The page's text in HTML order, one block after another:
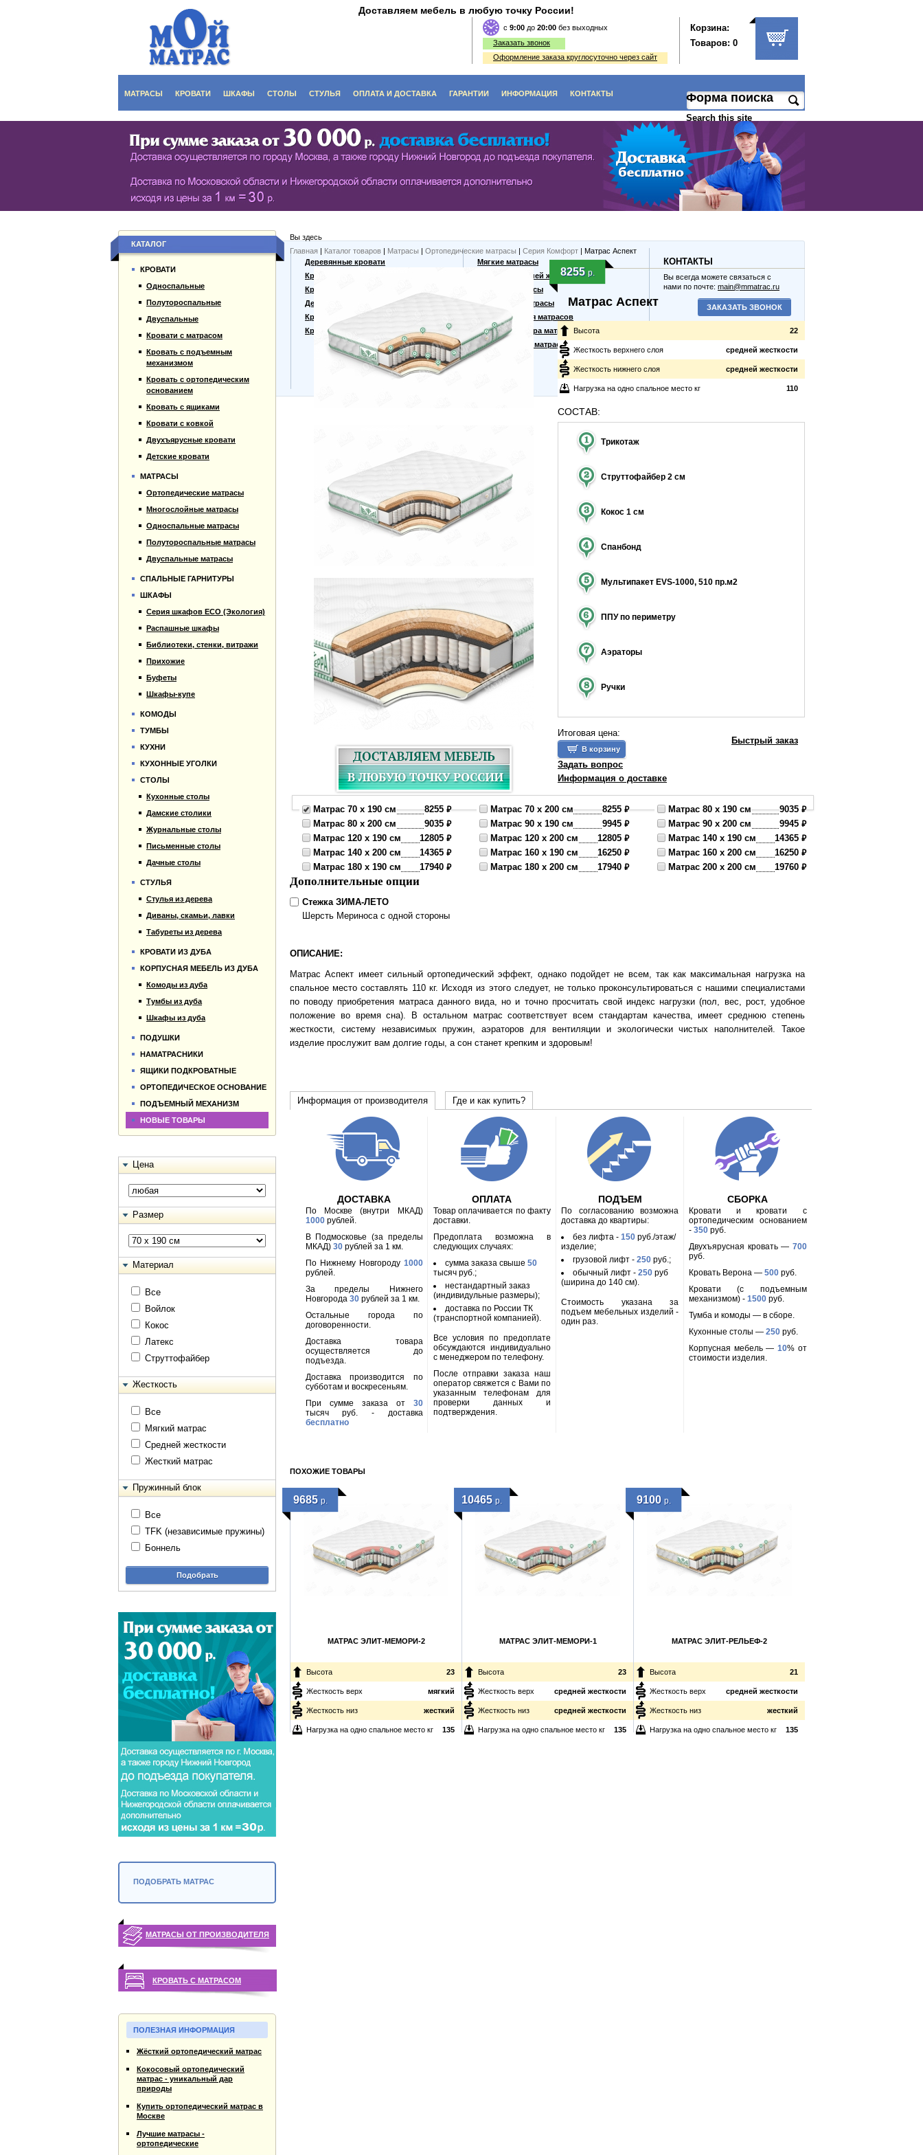
Доставляем мебель в любую точку России!
Заказать звонок
c 9:00 до 20:00 без выходных
Оформление заказа круглосуточно через сайт
Корзина:
Товаров: 0
Форма поиска
Search this site
МАТРАСЫ КРОВАТИ ШКАФЫ
СЕРИЯ ШКАФОВ ECO (ЭКОЛОГИЯ)
РАСПАШНЫЕ ШКАФЫ
БИБЛИОТЕКИ, СТЕНКИ, ВИТРАЖИ
БУФЕТЫ
СТОЛЫ
КУХОННЫЕ СТОЛЫ
ДАМСКИЕ СТОЛИКИ
ЖУРНАЛЬНЫЕ СТОЛЫ
ДАЧНЫЕ СТОЛЫ
СТУЛЬЯ
СТУЛЬЯ ИЗ ДЕРЕВА
ДИВАНЫ, СКАМЬИ, ЛАВКИ
ТАБУРЕТЫ ИЗ ДЕРЕВА
ОПЛАТА И ДОСТАВКА ГАРАНТИИ ИНФОРМАЦИЯ КОНТАКТЫ
Вы здесь
Главная | Каталог товаров | Матрасы | Ортопедические матрасы | Серия Комфорт | Матрас Аспект
8255 р.
Матрас Аспект
Высота 22
Жесткость верхнего слоя средней жесткости
Жесткость нижнего слоя средней жесткости
Нагрузка на одно спальное место 110
кг
СОСТАВ:
Трикотаж
Струттофайбер 2 см
Кокос 1 см
Спанбонд
Мультипакет EVS-1000, 510 пр.м2
ППУ по периметру
Аэраторы
Ручки
Итоговая цена:
Быстрый заказ
Задать вопрос
Информация о доставке
Матрас 70 x 190 см 8255₽ Матрас 70 x 200 см 8255 ₽ Матрас 80 x 190 см 9035 ₽
Матрас 80 x 200 см 9035₽ Матрас 90 x 190 см 9945 ₽ Матрас 90 x 200 см 9945 ₽
Матрас 120 x 190 см 12805₽ Матрас 120 x 200 см 12805 ₽ Матрас 140 x 190 см 14365 ₽
Матрас 140 x 200 см 14365₽ Матрас 160 x 190 см 16250 ₽ Матрас 160 x 200 см 16250 ₽
Матрас 180 x 190 см 17940₽ Матрас 180 x 200 см 17940 ₽ Матрас 200 x 200 см 19760 ₽
Дополнительные опции
Стежка ЗИМА-ЛЕТО
Шерсть Мериноса с одной стороны
ОПИСАНИЕ:
Матрас Аспект имеет сильный ортопедический эффект, однако подойдет не всем, так как максимальная нагрузка на
спальное место составлять 110 кг. Исходя из этого следует, не только проконсультироваться с нашими специалистами
по поводу приобретения матраса данного вида, но и точно просчитать свой индекс нагрузки (пол, вес, рост, удобное
положение во время сна). В остальном матрас соответствует всем стандартам качества, имеет среднюю степень
жесткости, систему независимых пружин, аэраторов для вентиляции и экологически чистых наполнителей. Такое
изделие прослужит вам долгие годы, а сон станет крепким и здоровым!
Информация от производителя Где и как купить?
ДОСТАВКА
По Москве (внутри МКАД)
1000рублей.
В Подмосковье (за пределы
МКАД) 30рублей за 1 км.
По Нижнему Новгороду 1000
рублей.
За пределы Нижнего
Новгорода 30рублей за 1 км.
Остальные города по
договоренности.
Доставка товара
осуществляется до
подъезда.
Доставка производится по
субботам и воскресеньям.
При сумме заказа от 30
тысяч руб. - доставка
бесплатно
ОПЛАТА
Товар оплачивается по факту
доставки.
Предоплата возможна в
следующих случаях:
сумма заказа свыше 50
тысяч руб.;
нестандартный заказ
(индивидульные размеры);
доставка по России ТК
(транспортной компанией).
Все условия по предоплате
обсуждаются индивидуально
с менеджером по телефону.
После отправки заказа наш
оператор свяжется с Вами по
указанным телефонам для
проверки данных и
подтверждения.
ПОДЪЕМ
По согласованию возможна
доставка до квартиры:
без лифта - 150руб./этаж/
изделие;
грузовой лифт - 250руб.;
обычный лифт - 250руб
(ширина до 140 см).
Стоимость указана за
подъем мебельных изделий -
один раз.
СБОРКА
Кровати и кровати с
ортопедическим основанием
-350 руб.
Двухъярусная кровать — 700
руб.
Кровать Верона —500 руб.
Кровати (с подъемным
механизмом) -1500 руб.
Тумба и комоды — в сборе.
Кухонные столы —250 руб.
Корпусная мебель — 10% от
стоимости изделия.
ПОХОЖИЕ ТОВАРЫ
9685 р.
МАТРАС ЭЛИТ-МЕМОРИ-2
Высота 23
Жесткость верх мягкий
Жесткость низ жесткий
Нагрузка на одно спальное место 135
кг
10465 р.
МАТРАС ЭЛИТ-МЕМОРИ-1
Высота 23
Жесткость верх средней жесткости
Жесткость низ средней жесткости
Нагрузка на одно спальное место 135
кг
9100 р.
МАТРАС ЭЛИТ-РЕЛЬЕФ-2
Высота 21
Жесткость верх средней жесткости
Жесткость низ жесткий
Нагрузка на одно спальное место 135
кг
КАТАЛОГ
КРОВАТИ
Односпальные
Полутороспальные
Двуспальные
Кровати с матрасом
Кровать с подъемным
механизмом
Кровать с ортопедическим
основанием
Кровать с ящиками
Кровати с ковкой
Двухъярусные кровати
Детские кровати
МАТРАСЫ
Ортопедические матрасы
Многослойные матрасы
Односпальные матрасы
Полутороспальные матрасы
Двуспальные матрасы
СПАЛЬНЫЕ ГАРНИТУРЫ
ШКАФЫ
Серия шкафов ECO (Экология)
Распашные шкафы
Библиотеки, стенки, витражи
Прихожие
Буфеты
Шкафы-купе
КОМОДЫ
ТУМБЫ
КУХНИ
КУХОННЫЕ УГОЛКИ
СТОЛЫ
Кухонные столы
Дамские столики
Журнальные столы
Письменные столы
Дачные столы
СТУЛЬЯ
Стулья из дерева
Диваны, скамьи, лавки
Табуреты из дерева
КРОВАТИ ИЗ ДУБА
КОРПУСНАЯ МЕБЕЛЬ ИЗ ДУБА
Комоды из дуба
Тумбы из дуба
Шкафы из дуба
ПОДУШКИ
НАМАТРАСНИКИ
ЯЩИКИ ПОДКРОВАТНЫЕ
ОРТОПЕДИЧЕСКОЕ ОСНОВАНИЕ
ПОДЪЕМНЫЙ МЕХАНИЗМ
НОВЫЕ ТОВАРЫ
Цена
Размер
Материал
Все
Войлок
Кокос
Латекс
Струттофайбер
Жесткость
Все
Мягкий матрас
Средней жесткости
Жесткий матрас
Пружинный блок
Все
TFK (независимые пружины)
Боннель
ПОДОБРАТЬ МАТРАС
МАТРАСЫ ОТ ПРОИЗВОДИТЕЛЯ
КРОВАТЬ С МАТРАСОМ
ПОЛЕЗНАЯ ИНФОРМАЦИЯ
Жёсткий ортопедический матрас
Кокосовый ортопедический
матрас - уникальный дар
природы
Купить ортопедический матрас в
Москве
Лучшие матрасы -
ортопедические
Гарантии
Оплата и доставка
Прайс-лист
Контакты
Деревянные кровати
Кровати из массива
Кровати из сосны
Дешевые кровати
Кровати для дачи
Кровать тахта
Мягкие матрасы
Матрасы средней жесткости
Жесткие матрасы
Кокосовые матрасы
Материалы для матрасов
Правила выбора матраса
Производство матрасов
КОНТАКТЫ
Вы всегда можете связаться с
нами по почте: main@mmatrac.ru
ЗАКАЗАТЬ ЗВОНОК